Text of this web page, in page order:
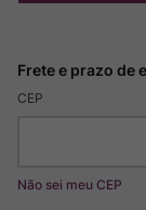
CEP
Não sei meu CEP